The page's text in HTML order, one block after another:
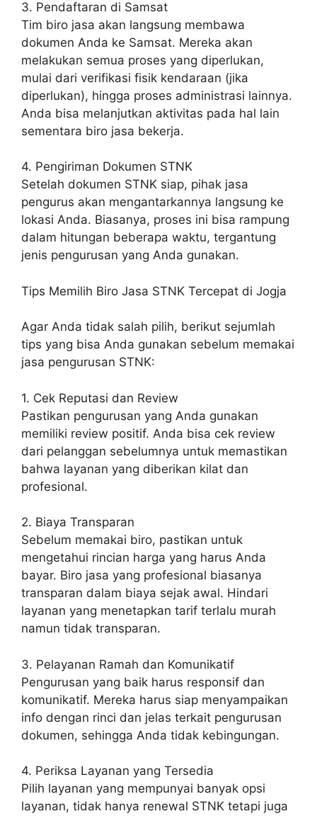
3. Pendaftaran di Samsat
Tim biro jasa akan langsung membawa
dokumen Anda ke Samsat. Mereka akan
melakukan semua proses yang diperlukan,
mulai dari verifikasi fisik kendaraan (jika
diperlukan), hingga proses administrasi lainnya.
Anda bisa melanjutkan aktivitas pada hal lain
sementara biro jasa bekerja.
4. Pengiriman Dokumen STNK
Setelah dokumen STNK siap, pihak jasa
pengurus akan mengantarkannya langsung ke
lokasi Anda. Biasanya, proses ini bisa rampung
dalam hitungan beberapa waktu, tergantung
jenis pengurusan yang Anda gunakan.
Tips Memilih Biro Jasa STNK Tercepat di Jogja
Agar Anda tidak salah pilih, berikut sejumlah
tips yang bisa Anda gunakan sebelum memakai
jasa pengurusan STNK:
1. Cek Reputasi dan Review
Pastikan pengurusan yang Anda gunakan
memiliki review positif. Anda bisa cek review
dari pelanggan sebelumnya untuk memastikan
bahwa layanan yang diberikan kilat dan
profesional.
2. Biaya Transparan
Sebelum memakai biro, pastikan untuk
mengetahui rincian harga yang harus Anda
bayar. Biro jasa yang profesional biasanya
transparan dalam biaya sejak awal. Hindari
layanan yang menetapkan tarif terlalu murah
namun tidak transparan.
3. Pelayanan Ramah dan Komunikatif
Pengurusan yang baik harus responsif dan
komunikatif. Mereka harus siap menyampaikan
info dengan rinci dan jelas terkait pengurusan
dokumen, sehingga Anda tidak kebingungan.
4. Periksa Layanan yang Tersedia
Pilih layanan yang mempunyai banyak opsi
layanan, tidak hanya renewal STNK tetapi juga